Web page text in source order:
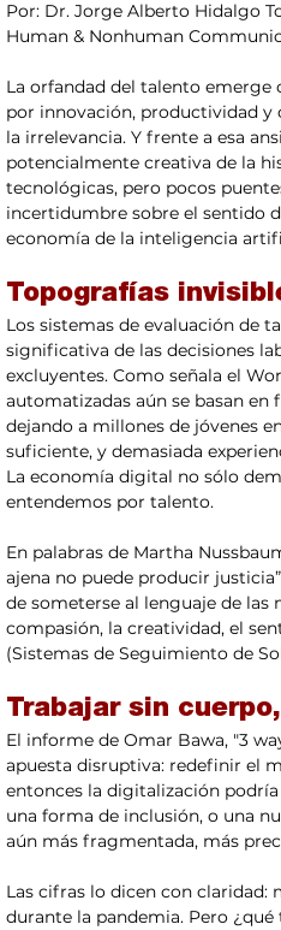
Por: Dr. Jorge Alberto Hidalgo
Human & Nonhuman
La orfandad del talento emerge
por innovación, productividad y
la irrelevancia. Y frente a esa
potencialmente creativa de la
tecnológicas, pero pocos
incertidumbre sobre el sentido
economía de la inteligencia
Topografías
Los sistemas de evaluación de
significativa de las decisiones
excluyentes. Como señala el
automatizadas aún se basan
dejando a millones de jóvenes
suficiente, y demasiada
La economía digital no sólo
entendemos por talento.
En palabras de Martha
ajena no puede producir
de someterse al lenguaje de las
compasión, la creatividad, el
(Sistemas de Seguimiento de
Trabajar sin
El informe de Omar Bawa, "3
apuesta disruptiva: redefinir el
entonces la digitalización
una forma de inclusión, o una
aún más fragmentada, más
Las cifras lo dicen con claridad:
durante la pandemia. Pero